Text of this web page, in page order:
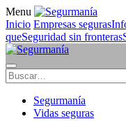
Menu
Inicio Empresas seguras
queSeguridad sin fronteras
Segurmanía
Vidas seguras